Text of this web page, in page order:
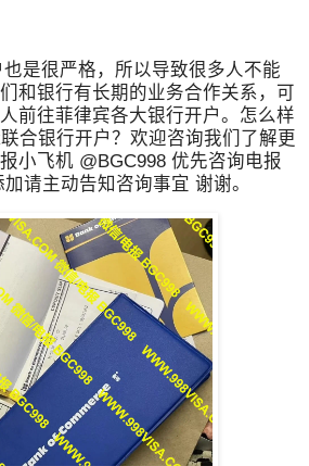
是很严格，所以导致很多人不能
和银行有长期的业务合作关系，可
前往菲律宾各大银行开户。怎么样
合银行开户？欢迎咨询我们了解更
小飞机 @BGC998 优先咨询电报
请主动告知咨询事宜 谢谢。